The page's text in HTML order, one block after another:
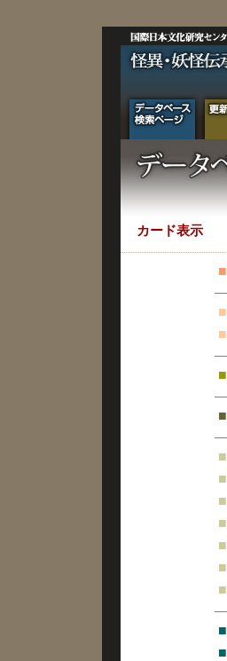
カード表示
■
■
■
■
■
■
■
■
■
■
■
■
■
■